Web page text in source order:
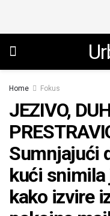
Home Fokus
JEZIVO,
Sumnjajući
kući snimila
kako izvire